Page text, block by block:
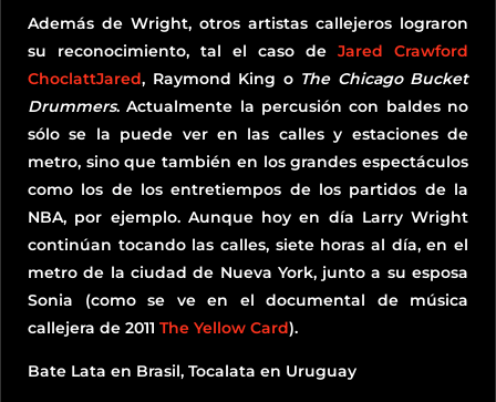
Además de Wright, otros artistas callejeros lograron
su reconocimiento, tal el caso de Jared Crawford
ChoclattJared, Raymond King o The Chicago Bucket
Drummers. Actualmente la percusión con baldes no
sólo se la puede ver en las calles y estaciones de
metro, sino que también en los grandes espectáculos
como los de los entretiempos de los partidos de la
NBA, por ejemplo. Aunque hoy en día Larry Wright
continúan tocando las calles, siete horas al día, en el
metro de la ciudad de Nueva York, junto a su esposa
Sonia (como se ve en el documental de música
callejera de 2011 The Yellow Card).
Bate Lata en Brasil, Tocalata en Uruguay